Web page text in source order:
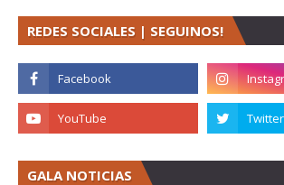
REDES SOCIALES | SEGUINOS!
GALA NOTICIAS